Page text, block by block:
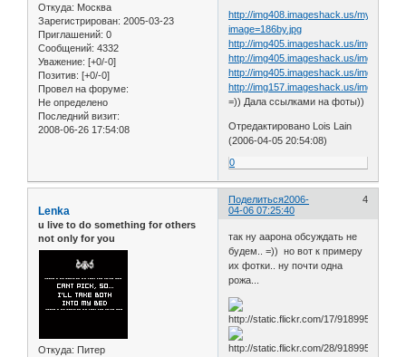
Откуда: Москва
Зарегистрирован: 2005-03-23
Приглашений: 0
Сообщений: 4332
Уважение: [+0/-0]
Позитив: [+0/-0]
Провел на форуме:
Не определено
Последний визит:
2008-06-26 17:54:08
http://img408.imageshack.us/my.php?
image=186by.jpg
http://img405.imageshack.us/img405/
http://img405.imageshack.us/img405/
http://img405.imageshack.us/img405/
http://img157.imageshack.us/img157/
=)) Дала ссылками на фоты))
Отредактировано Lois Lain
(2006-04-05 20:54:08)
0
Поделиться 4
2006-
04-06 07:25:40
Lenka
u live to do something for others
not only for you
Откуда: Питер
так ну аарона обсуждать не
будем.. =)) но вот к примеру
их фотки.. ну почти одна
рожа...